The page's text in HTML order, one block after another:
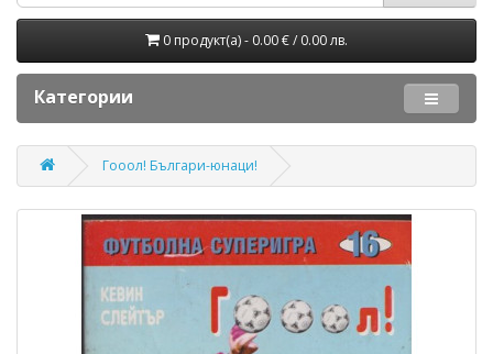
0 продукт(а) - 0.00 € / 0.00 лв.
Категории
Гооол! Българи-юнаци!